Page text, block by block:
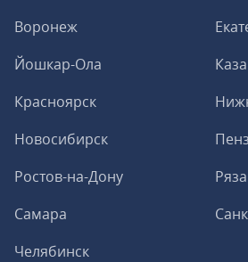
Воронеж
Йошкар-Ола
Красноярск
Новосибирск
Ростов-на-Дону
Самара
Челябинск